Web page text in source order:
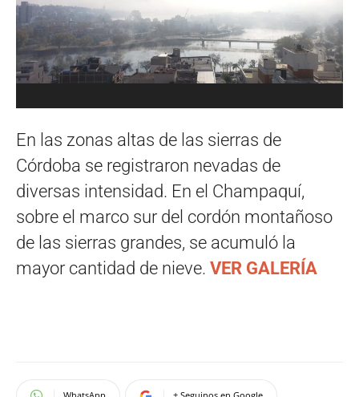
En las zonas altas de las sierras de
Córdoba se registraron nevadas de
diversas intensidad. En el Champaquí,
sobre el marco sur del cordón montañoso
de las sierras grandes, se acumuló la
mayor cantidad de nieve. VER GALERÍA